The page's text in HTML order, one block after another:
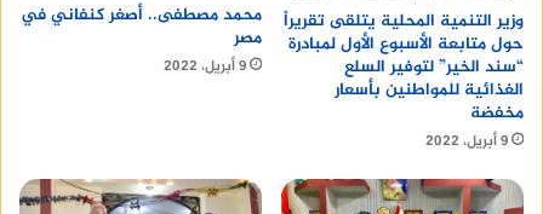
وزير التنمية المحلية يتلقى تقريراً
حول متابعة الأسبوع الأول لمبادرة
“سند الخير” لتوفير السلع
الغذائية للمواطنين بأسعار
مخفضة
9 أبريل، 2022
محمد مصطفى.. أصغر كنفاني في
مصر
9 أبريل، 2022